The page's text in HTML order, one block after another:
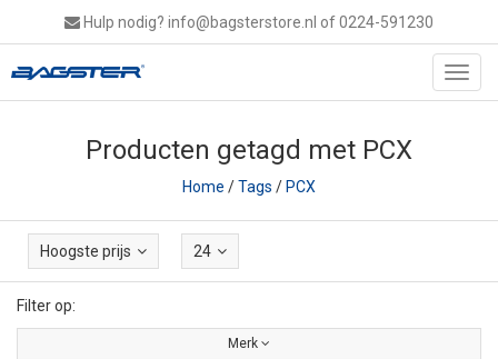
Hulp nodig? info@bagsterstore.nl of 0224-591230
Producten getagd met PCX
Home /Tags /PCX
Hoogste prijs 24
Filter op:
Merk